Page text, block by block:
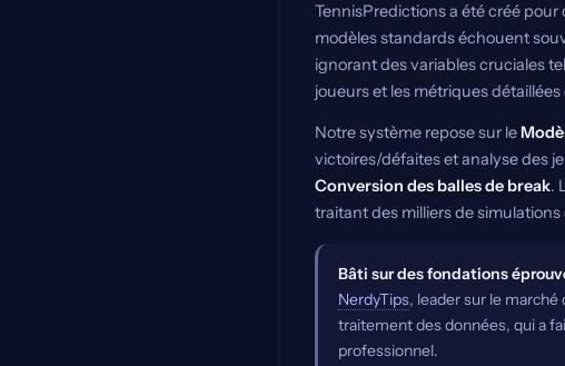
TennisPredictions a été créé
modèles standards échouent
ignorant des variables cruciales
joueurs et les métriques
Notre système repose sur le
victoires/défaites et analyse des
Conversion des balles de break.
traitant des milliers de simulations
Bâti sur des fondations
NerdyTips, leader sur le
traitement des données, qui a
professionnel.